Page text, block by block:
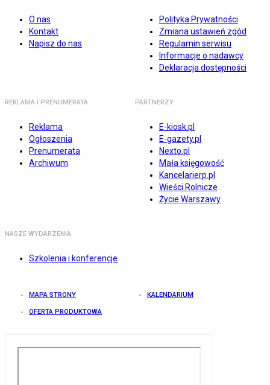
O nas
Kontakt
Napisz do nas
Polityka Prywatności
Zmiana ustawień zgód
Regulamin serwisu
Informacje o nadawcy
Deklaracja dostępności
REKLAMA I PRENUMERATA
Reklama
Ogłoszenia
Prenumerata
Archiwum
PARTNERZY
E-kiosk.pl
E-gazety.pl
Nexto.pl
Mała księgowość
Kancelarierp.pl
Wieści Rolnicze
Życie Warszawy
NASZE WYDARZENIA
Szkolenia i konferencje
MAPA STRONY KALENDARIUM
OFERTA PRODUKTOWA